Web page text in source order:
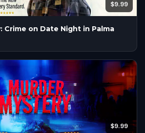
$9.99
Crime on Date Night in Palma
$9.99